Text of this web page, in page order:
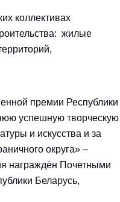
коллективах
жилые
премии Республики
успешную творческую
и искусства и за
округа» –
награждён Почетными
Беларусь,